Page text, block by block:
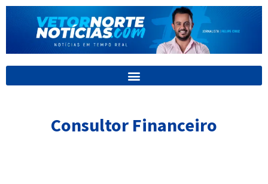
para
conteúdo
Consultor Financeiro